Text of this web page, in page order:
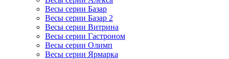
Весы серии Базар
Весы серии Базар 2
Весы серии Витрина
Весы серии Гастроном
Весы серии Олимп
Весы серии Ярмарка